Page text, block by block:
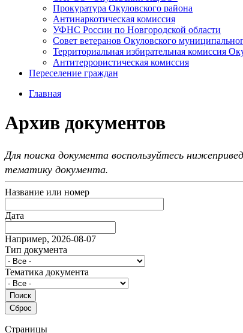
Прокуратура Окуловского района
Антинаркотическая комиссия
УФНС России по Новгородской области
Совет ветеранов Окуловского
Территориальная избирательная комиссия
Антитеррористическая комиссия
Переселение граждан
Главная
Архив документов
Для поиска документа воспользуйтесь
тематику документа.
Название или номер
Дата
Например, 2026-08-07
Тип документа
Тематика документа
Страницы